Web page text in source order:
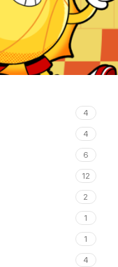
LỌC
₫
4
4
6
12
2
1
1
4